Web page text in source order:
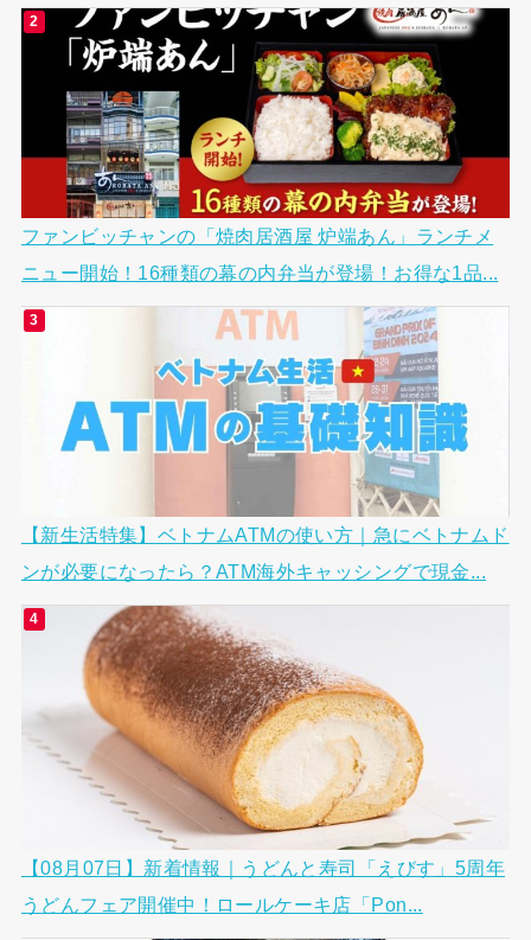
ファンビッチャンの「焼肉居酒屋 炉端あん」ランチメ
ニュー開始！16種類の幕の内弁当が登場！お得な1品...
【新生活特集】ベトナムATMの使い方｜急にベトナムド
ンが必要になったら？ATM海外キャッシングで現金...
【08月07日】新着情報｜うどんと寿司「えびす」5周年
うどんフェア開催中！ロールケーキ店「Pon...